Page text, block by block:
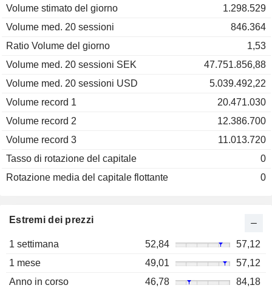
Volume stimato del giorno
1.298.529
Volume med. 20 sessioni
846.364
Ratio Volume del giorno
1,53
Volume med. 20 sessioni SEK
47.751.856,88
Volume med. 20 sessioni USD
5.039.492,22
Volume record 1
20.471.030
Volume record 2
12.386.700
Volume record 3
11.013.720
Tasso di rotazione del capitale
0
Rotazione media del capitale flottante
0
Estremi dei prezzi
1 settimana 52,84
57,12
1 mese
49,01
57,12
Anno in corso
46,78
84,18